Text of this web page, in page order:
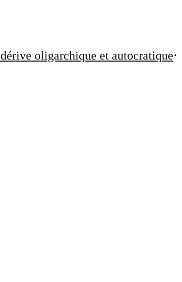
oligarchique et autocratique